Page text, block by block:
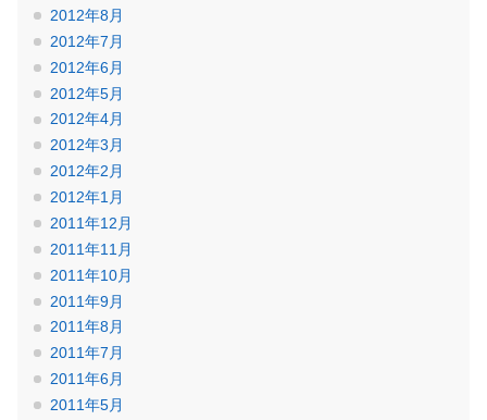
2012年8月
2012年7月
2012年6月
2012年5月
2012年4月
2012年3月
2012年2月
2012年1月
2011年12月
2011年11月
2011年10月
2011年9月
2011年8月
2011年7月
2011年6月
2011年5月